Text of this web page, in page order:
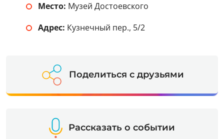
Место: Музей Достоевского
Адрес: Кузнечный пер., 5/2
Поделиться с друзьями
Рассказать о событии